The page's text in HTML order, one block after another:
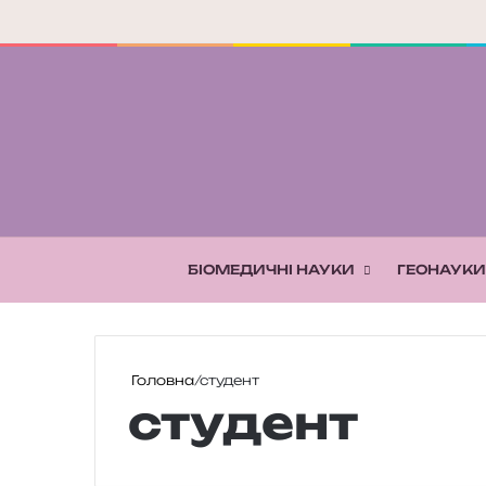
БІОМЕДИЧНІ НАУКИ ГЕОНАУКИ
Головна/студент
студент